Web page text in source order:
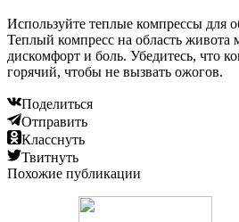
Используйте теплые компрессы для
Теплый компресс на область
дискомфорт и боль. Убедитесь, что
горячий, чтобы не вызвать ожогов.
Поделиться
Отправить
Класснуть
Твитнуть
Похожие публикации